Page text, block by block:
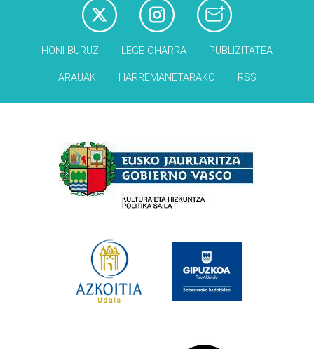
HONI BURUZ LEGE OHARRA PUBLIZITATEA
ARAUAK HARREMANETARAKO RSS